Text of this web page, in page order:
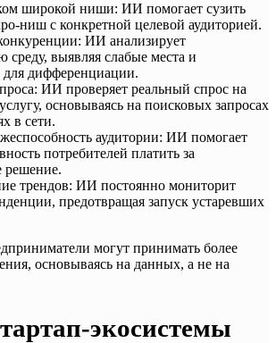
широкой ниши: ИИ помогает сузить
ниш с конкретной целевой аудиторией.
ИИ анализирует
среду, выявляя слабые места и
дифференциации.
ИИ проверяет реальный спрос на
основываясь на поисковых запросах
в сети.
аудитории: ИИ помогает
потребителей платить за
решение.
трендов: ИИ постоянно мониторит
предотвращая запуск устаревших
могут принимать более
основываясь на данных, а не на
экосистемы